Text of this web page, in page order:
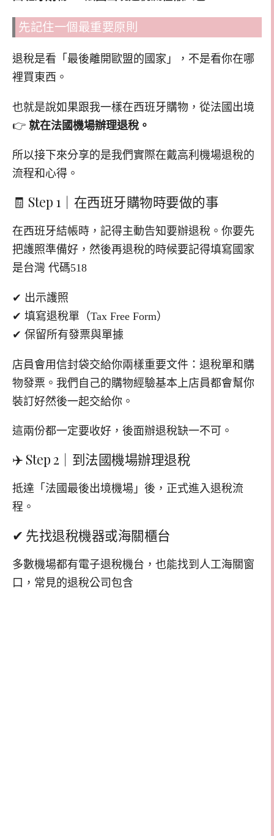
先記住一個最重要原則
退稅是看「最後離開歐盟的國家」，不是看你在哪
裡買東西。
也就是說如果跟我一樣在西班牙購物，從法國出境
👉 就在法國機場辦理退稅。
所以接下來分享的是我們實際在戴高利機場退稅的
流程和心得。
🧾 Step 1｜在西班牙購物時要做的事
在西班牙結帳時，記得主動告知要辦退稅。你要先
把護照準備好，然後再退稅的時候要記得填寫國家
是台灣 代碼518
✔ 出示護照
✔ 填寫退稅單（Tax Free Form）
✔ 保留所有發票與單據
店員會用信封袋交給你兩樣重要文件：退稅單和購
物發票。我們自己的購物經驗基本上店員都會幫你
裝訂好然後一起交給你。
這兩份都一定要收好，後面辦退稅缺一不可。
✈️ Step 2｜到法國機場辦理退稅
抵達「法國最後出境機場」後，正式進入退稅流
程。
✔ 先找退稅機器或海關櫃台
多數機場都有電子退稅機台，也能找到人工海關窗
口，常見的退稅公司包含